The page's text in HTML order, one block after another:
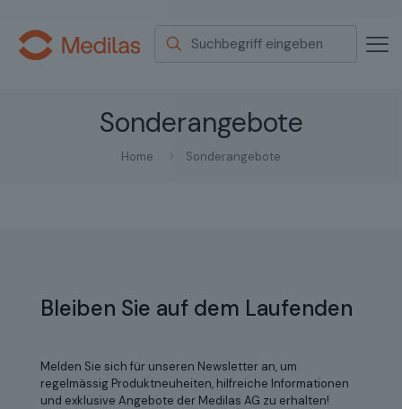
Sonderangebote
Home Sonderangebote
Bleiben Sie auf dem Laufenden
Melden Sie sich für unseren Newsletter an, um
regelmässig Produktneuheiten, hilfreiche Informationen
und exklusive Angebote der Medilas AG zu erhalten!